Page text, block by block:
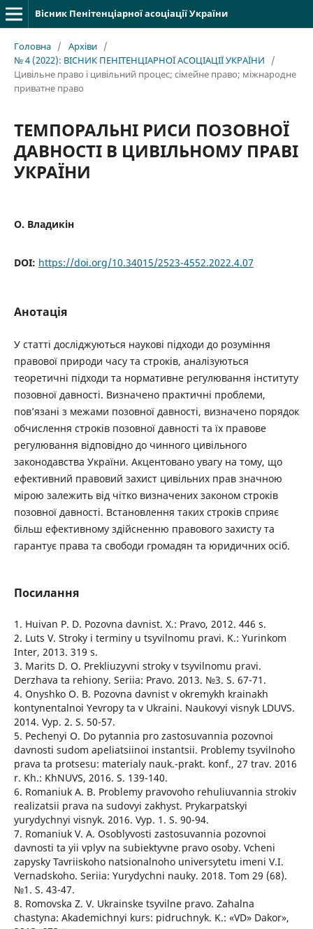
Вісник Пенітенціарної асоціації України
Головна / Архіви /
№ 4 (2022): ВІСНИК ПЕНІТЕНЦІАРНОЇ АСОЦІАЦІЇ УКРАЇНИ
/
Цивільне право і цивільний процес; cімейне право; міжнародне
приватне право
ТЕМПОРАЛЬНІ РИСИ ПОЗОВНОЇ
ДАВНОСТІ В ЦИВІЛЬНОМУ ПРАВІ
УКРАЇНИ
О. Владикін
DOI: https://doi.org/10.34015/2523-4552.2022.4.07
Анотація
У статті досліджуються наукові підходи до розуміння
правової природи часу та строків, аналізуються
теоретичні підходи та нормативне регулювання інституту
позовної давності. Визначено практичні проблеми,
пов’язані з межами позовної давності, визначено порядок
обчислення строків позовної давності та їх правове
регулювання відповідно до чинного цивільного
законодавства України. Акцентовано увагу на тому, що
ефективний правовий захист цивільних прав значною
мірою залежить від чітко визначених законом строків
позовної давності. Встановлення таких строків сприяє
більш ефективному здійсненню правового захисту та
гарантує права та свободи громадян та юридичних осіб.
Посилання
1. Huivan P. D. Pozovna davnist. X.: Pravo, 2012. 446 s.
2. Luts V. Stroky i terminy u tsyvilnomu pravi. K.: Yurinkom
Inter, 2013. 319 s.
3. Marits D. O. Prekliuzyvni stroky v tsyvilnomu pravi.
Derzhava ta rehiony. Seriia: Pravo. 2013. №3. S. 67-71.
4. Onyshko O. B. Pozovna davnist v okremykh krainakh
kontynentalnoi Yevropy ta v Ukraini. Naukovyi visnyk LDUVS.
2014. Vyp. 2. S. 50-57.
5. Pechenyi O. Do pytannia pro zastosuvannia pozovnoi
davnosti sudom apeliatsiinoi instantsii. Problemy tsyvilnoho
prava ta protsesu: materialy nauk.-prakt. konf., 27 trav. 2016
r. Kh.: KhNUVS, 2016. S. 139-140.
6. Romaniuk A. B. Problemy pravovoho rehuliuvannia strokiv
realizatsii prava na sudovyi zakhyst. Prykarpatskyi
yurydychnyi visnyk. 2016. Vyp. 1. S. 90-94.
7. Romaniuk V. A. Osoblyvosti zastosuvannia pozovnoi
davnosti ta yii vplyv na subiektyvne pravo osoby. Vcheni
zapysky Tavriiskoho natsionalnoho universytetu imeni V.I.
Vernadskoho. Seriia: Yurydychni nauky. 2018. Tom 29 (68).
№1. S. 43-47.
8. Romovska Z. V. Ukrainske tsyvilne pravo. Zahalna
chastyna: Akademichnyi kurs: pidruchnyk. K.: «VD» Dakor»,